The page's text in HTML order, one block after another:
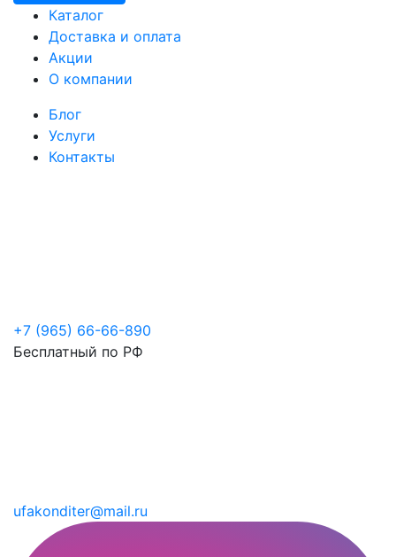
Каталог
Доставка и оплата
Акции
О компании
Блог
Услуги
Контакты
+7 (965) 66-66-890
Бесплатный по РФ
ufakonditer@mail.ru